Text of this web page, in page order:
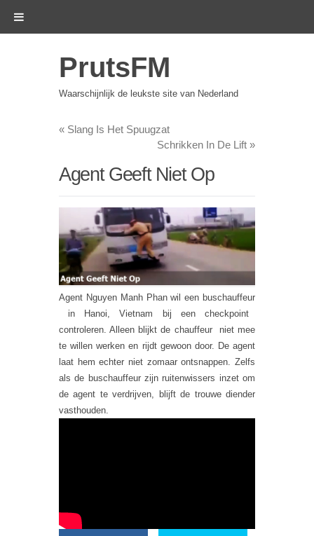
PrutsFM
Waarschijnlijk de leukste site van Nederland
« Slang Is Het Spuugzat
Schrikken In De Lift »
Agent Geeft Niet Op
Agent Nguyen Manh Phan wil een buschauffeur
in Hanoi, Vietnam bij een checkpoint
controleren. Alleen blijkt de chauffeur
niet mee
te willen werken en rijdt gewoon door. De agent
laat hem echter niet zomaar ontsnappen. Zelfs
als de buschauffeur zijn ruitenwissers inzet om
de agent te verdrijven, blijft de trouwe diender
vasthouden.